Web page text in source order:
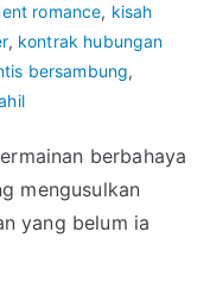
romance, kisah
, kontrak hubungan
bersambung,
berbahaya
mengusulkan
yang belum ia